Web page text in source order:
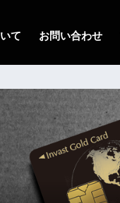
て お問い合わせ